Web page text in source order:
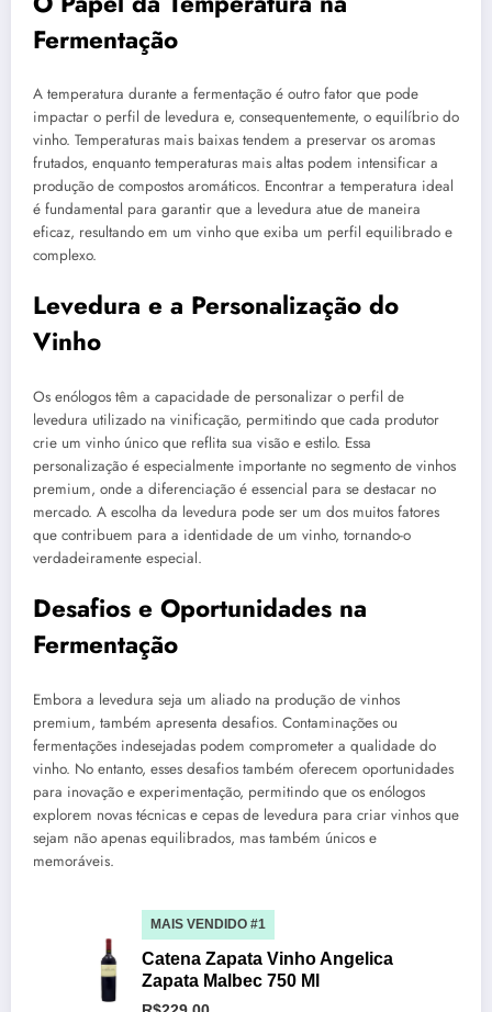
Fermentação
A temperatura durante a fermentação é outro fator que pode
impactar o perfil de levedura e, consequentemente, o equilíbrio do
vinho. Temperaturas mais baixas tendem a preservar os aromas
frutados, enquanto temperaturas mais altas podem intensificar a
produção de compostos aromáticos. Encontrar a temperatura ideal
é fundamental para garantir que a levedura atue de maneira
eficaz, resultando em um vinho que exiba um perfil equilibrado e
complexo.
Levedura e a Personalização do
Vinho
Os enólogos têm a capacidade de personalizar o perfil de
levedura utilizado na vinificação, permitindo que cada produtor
crie um vinho único que reflita sua visão e estilo. Essa
personalização é especialmente importante no segmento de vinhos
premium, onde a diferenciação é essencial para se destacar no
mercado. A escolha da levedura pode ser um dos muitos fatores
que contribuem para a identidade de um vinho, tornando-o
verdadeiramente especial.
Desafios e Oportunidades na
Fermentação
Embora a levedura seja um aliado na produção de vinhos
premium, também apresenta desafios. Contaminações ou
fermentações indesejadas podem comprometer a qualidade do
vinho. No entanto, esses desafios também oferecem oportunidades
para inovação e experimentação, permitindo que os enólogos
explorem novas técnicas e cepas de levedura para criar vinhos que
sejam não apenas equilibrados, mas também únicos e
memoráveis.
MAIS VENDIDO #1
Catena Zapata Vinho Angelica
Zapata Malbec 750 Ml